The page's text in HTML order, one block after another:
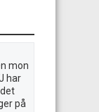
mon
har
på